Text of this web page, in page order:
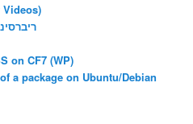
on CF7 (WP)
a package on Ubuntu/Debian